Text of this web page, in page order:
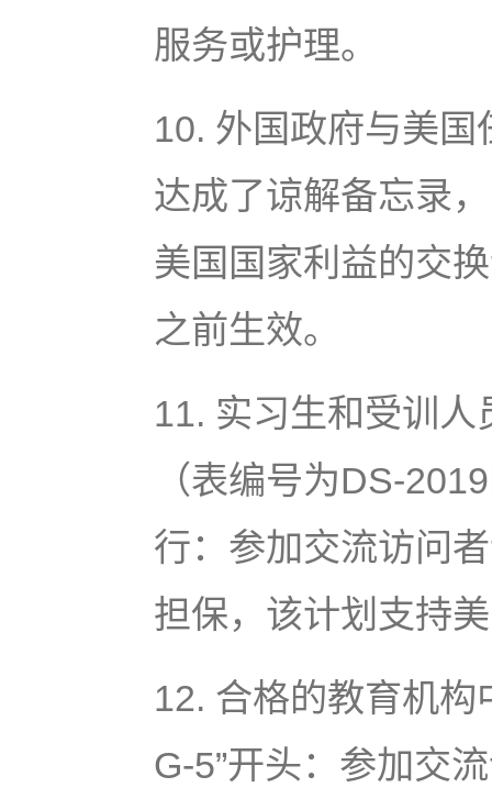
服务或护理。
10. 外国政府与美
达成了谅解备忘录
美国国家利益的交
之前生效。
11. 实习生和受训
（表编号为DS-
行：参加交流访问
担保，该计划支持
12. 合格的教育机构
G-5”开头：参加交